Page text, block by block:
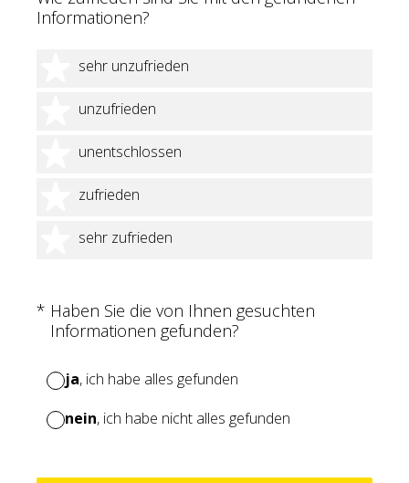
Informationen?
sehr unzufrieden
1 Stern
unzufrieden
2 Sterne
unentschlossen
3 Sterne
zufrieden
4 Sterne
sehr zufrieden
5 Sterne
* Haben Sie die von Ihnen gesuchten
Informationen gefunden?
(Erforderlich.)
ja, ich habe alles gefunden
nein, ich habe nicht alles gefunden